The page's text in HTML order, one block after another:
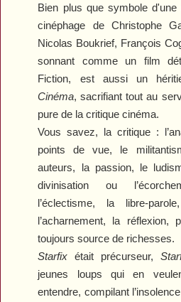
Bien plus que symbole d'une
cinéphage de Christophe
Nicolas Boukrief, François
sonnant comme un film
Fiction, est aussi un
Cinéma, sacrifiant tout au
pure de la critique cinéma.
Vous savez, la critique :
points de vue, le
auteurs, la passion, le
divinisation ou
l’éclectisme, la libre-
l’acharnement, la réflexion,
toujours source de richesses.
Starfix était précurseur,
jeunes loups qui en
entendre, compilant